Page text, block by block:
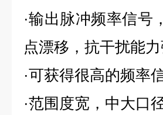
·输出脉冲频率信号
点漂移，抗干扰能力
·可获得很高的频率
·范围度宽，中大口